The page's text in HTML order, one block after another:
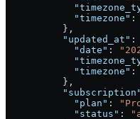
            "timezone"
:
          },
          "updated_at"
:
            "date"
:
            "timezone"
:
          },
          "subscription"
            "plan"
:
            "status"
: